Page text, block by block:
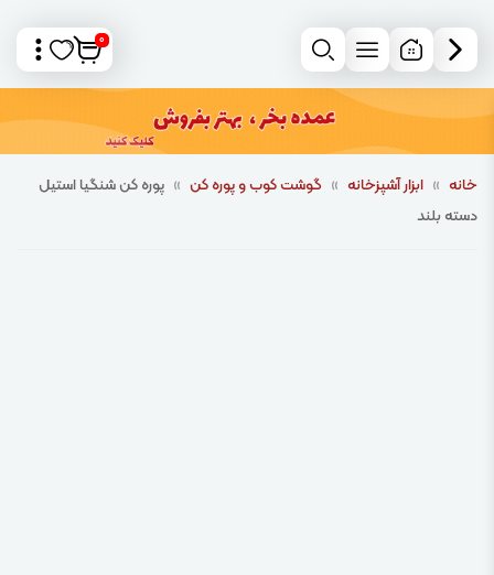
0
خانه » ابزار آشپزخانه » گوشت کوب و پوره کن » پوره کن شنگیا استیل
دسته بلند